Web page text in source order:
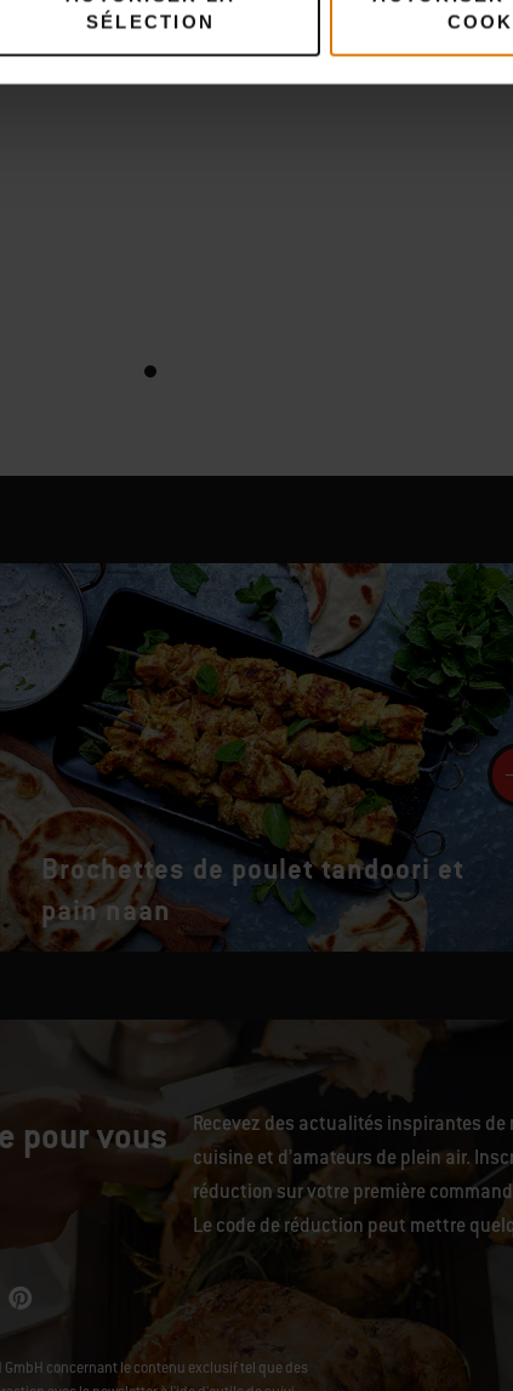
SÉLECTION
Brochettes de poulet tandoori et
pain naan
pour vous
Recevez des actualités inspirantes
cuisine et d’amateurs de plein air.
réduction sur votre première
Le code de réduction peut mettre
concernant le contenu exclusif tel que des